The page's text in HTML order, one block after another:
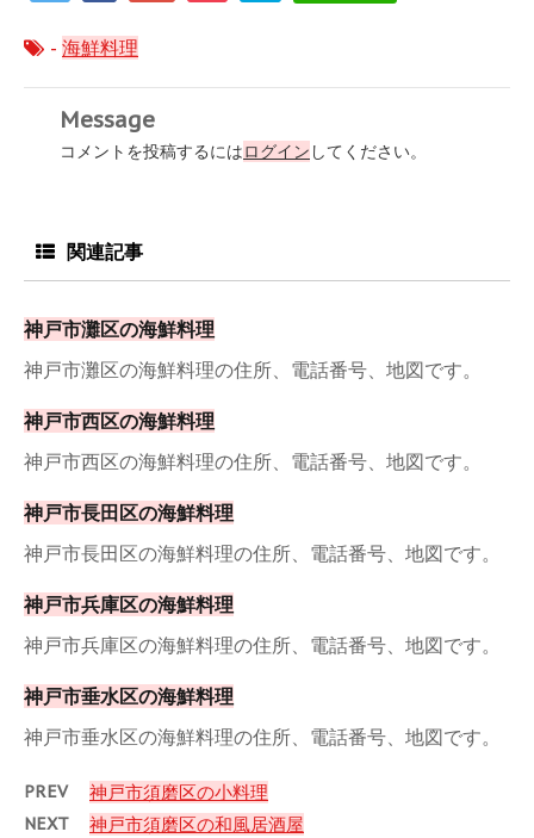
- 海鮮料理
Message
コメントを投稿するにはログイン してください。
関連記事
神戸市灘区の海鮮料理
神戸市灘区の海鮮料理の住所、電話番号、地図です。
神戸市西区の海鮮料理
神戸市西区の海鮮料理の住所、電話番号、地図です。
神戸市長田区の海鮮料理
神戸市長田区の海鮮料理の住所、電話番号、地図です。
神戸市兵庫区の海鮮料理
神戸市兵庫区の海鮮料理の住所、電話番号、地図です。
神戸市垂水区の海鮮料理
神戸市垂水区の海鮮料理の住所、電話番号、地図です。
PREV 神戸市須磨区の小料理
NEXT 神戸市須磨区の和風居酒屋